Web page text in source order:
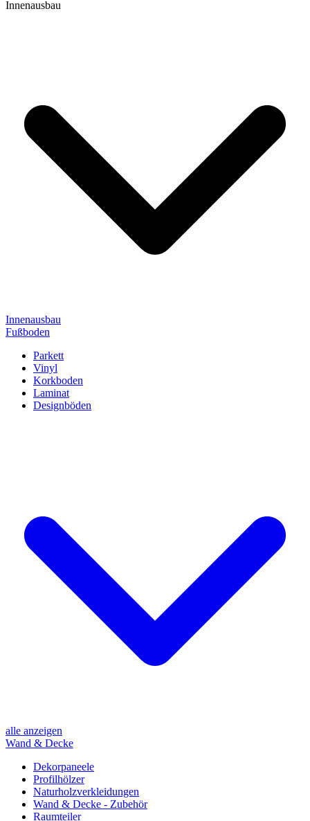
Innenausbau
Innenausbau
Fußboden
Parkett
Vinyl
Korkboden
Laminat
Designböden
alle anzeigen
Wand & Decke
Dekorpaneele
Profilhölzer
Naturholzverkleidungen
Wand & Decke - Zubehör
Raumteiler